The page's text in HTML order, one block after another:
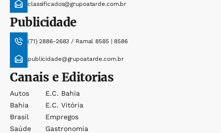
classificados@grupoatarde.com.br
Publicidade
(71) 2886-2683 / Ramal 8585 | 8586
publicidade@grupoatarde.com.br
Canais e Editorias
Autos
Bahia
Brasil
Saúde
E.c. Bahia
E.c. Vitória
Empregos
Gastronomia